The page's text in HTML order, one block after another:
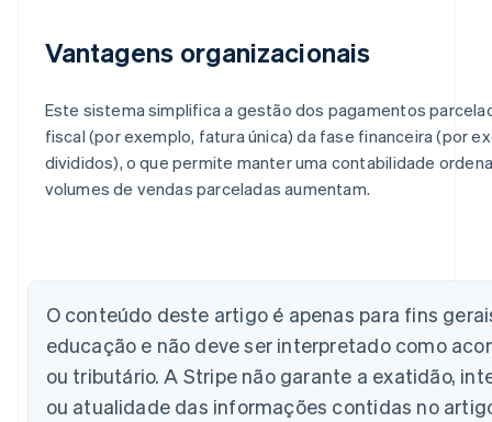
Vantagens organizacionais
Este sistema simplifica a gestão dos pagamentos
fiscal (por exemplo, fatura única) da fase financeira (por
divididos), o que permite manter uma contabilidade
volumes de vendas parceladas aumentam.
O conteúdo deste artigo é apenas para fins
educação e não deve ser interpretado como
ou tributário. A Stripe não garante a exatidão,
ou atualidade das informações contidas no
Alemanha
DeutschEnglish
NederlandsFrançaisDeutschEnglish
Brasil
Português
Bulgária
English